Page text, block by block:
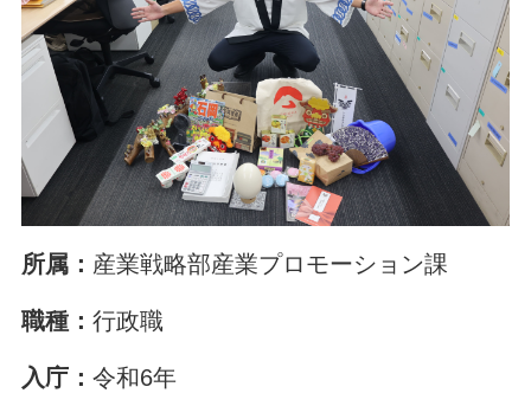
所属： 産業戦略部産業プロモーション課
職種： 行政職
入庁： 令和6年